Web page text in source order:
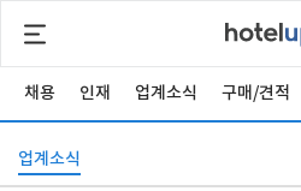
채용 인재 업계소식 구매/견적
업계소식